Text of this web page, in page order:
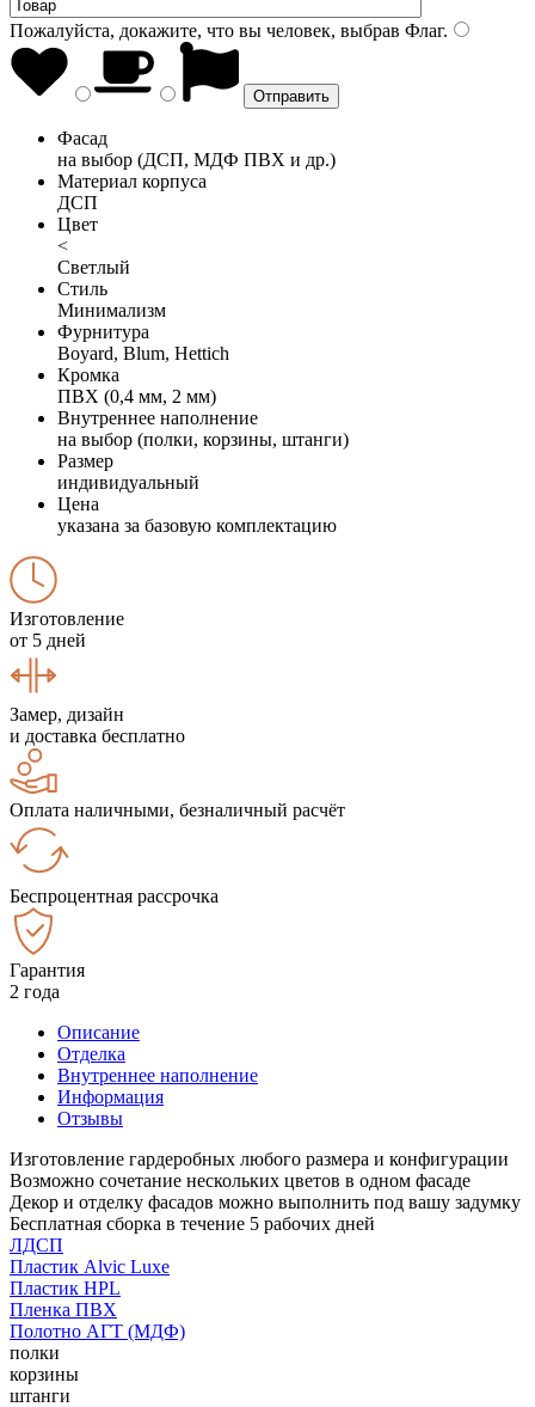
Пожалуйста, докажите, что вы человек, выбрав Флаг.
Фасад
на выбор (ДСП, МДФ ПВХ и др.)
Материал корпуса
ДСП
Цвет
<
Светлый
Стиль
Минимализм
Фурнитура
Boyard, Blum, Hettich
Кромка
ПВХ (0,4 мм, 2 мм)
Внутреннее наполнение
на выбор (полки, корзины, штанги)
Размер
индивидуальный
Цена
указана за базовую комплектацию
Изготовление
от 5 дней
Замер, дизайн
и доставка бесплатно
Оплата наличными, безналичный расчёт
Беспроцентная рассрочка
Гарантия
2 года
Описание
Отделка
Внутреннее наполнение
Информация
Отзывы
Изготовление гардеробных любого размера и конфигурации
Возможно сочетание нескольких цветов в одном фасаде
Декор и отделку фасадов можно выполнить под вашу задумку
Бесплатная сборка в течение 5 рабочих дней
ЛДСП
Пластик Alvic Luxe
Пластик HPL
Пленка ПВХ
Полотно АГТ (МДФ)
полки
корзины
штанги